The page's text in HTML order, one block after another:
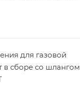
для газовой
в сборе со шлангом